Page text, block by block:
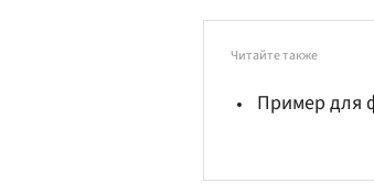
Читайте также
Пример для